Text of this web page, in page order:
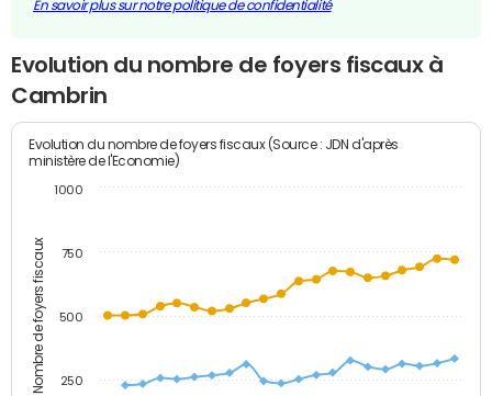
En savoir plus sur notre politique de confidentialité
Evolution du nombre de foyers fiscaux à
Cambrin
Nombre de foyers fiscaux
Evolution du nombre de foyers fiscaux (Source : JDN d'après
ministère de l'Economie)
250
500
750
1000